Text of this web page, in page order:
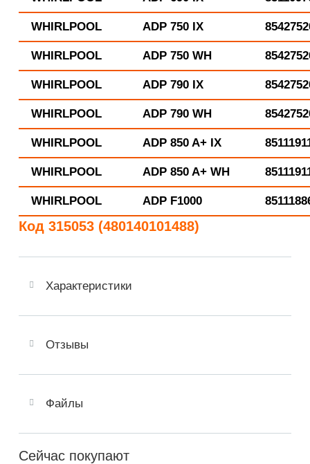
WHIRLPOOL ADP 750 IX
WHIRLPOOL ADP 750 WH
WHIRLPOOL ADP 790 IX
WHIRLPOOL ADP 790 WH
WHIRLPOOL ADP 850 A+ IX
WHIRLPOOL ADP 850 A+ WH
WHIRLPOOL ADP F1000
Код 315053 (480140101488)
Характеристики
Отзывы
Файлы
Сейчас покупают